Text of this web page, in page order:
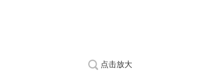
点击放大